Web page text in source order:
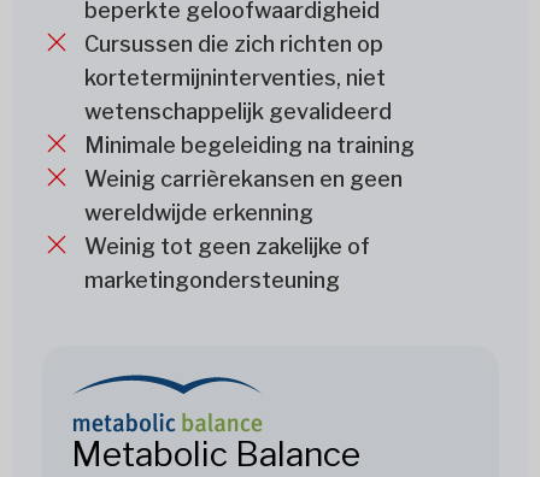
beperkte geloofwaardigheid
Cursussen die zich richten op
kortetermijninterventies, niet
wetenschappelijk gevalideerd
Minimale begeleiding na training
Weinig carrièrekansen en geen
wereldwijde erkenning
Weinig tot geen zakelijke of
marketingondersteuning
Metabolic Balance